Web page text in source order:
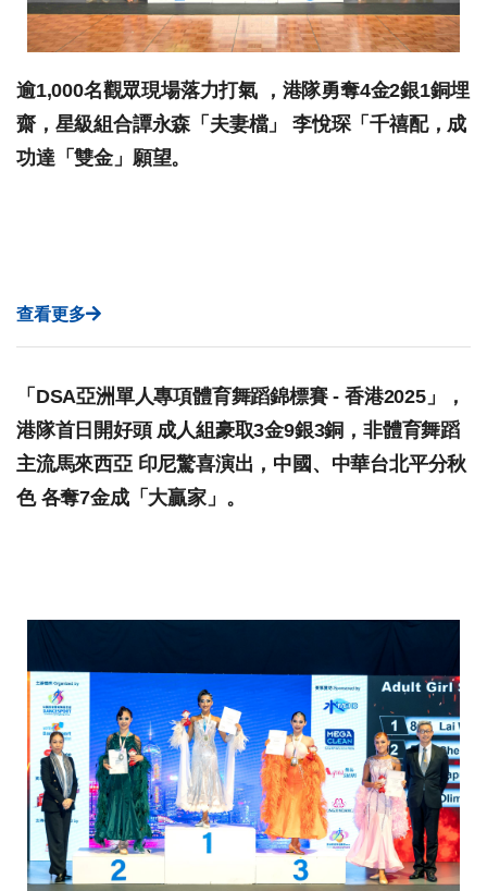
逾1,000名觀眾現場落力打氣 ，港隊勇奪4金2銀1銅埋
齋，星級組合譚永森「夫妻檔」 李悅琛「千禧配，成
功達「雙金」願望。
查看更多
「DSA亞洲單人專項體育舞蹈錦標賽 - 香港2025」，
港隊首日開好頭 成人組豪取3金9銀3銅，非體育舞蹈
主流馬來西亞 印尼驚喜演出，中國、中華台北平分秋
色 各奪7金成「大贏家」。